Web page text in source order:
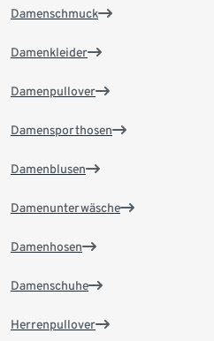
Damenschmuck
Damenkleider
Damenpullover
Damensporthosen
Damenblusen
Damenunterwäsche
Damenhosen
Damenschuhe
Herrenpullover